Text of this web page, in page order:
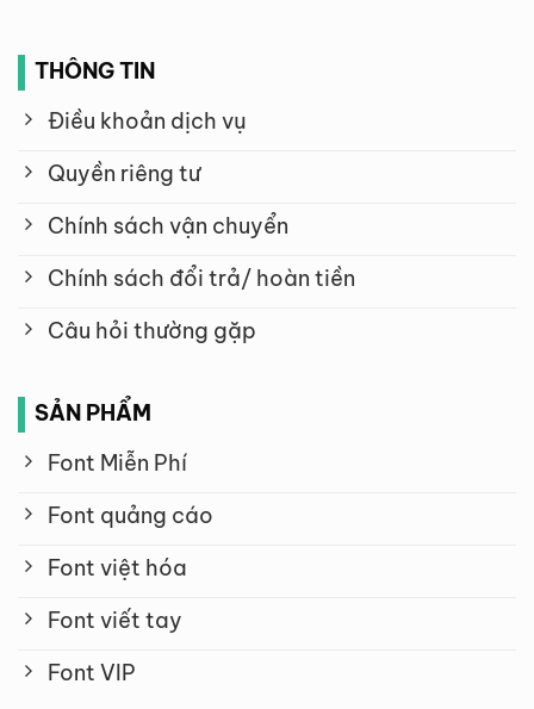
THÔNG TIN
Điều khoản dịch vụ
Quyền riêng tư
Chính sách vận chuyển
Chính sách đổi trả/ hoàn tiền
Câu hỏi thường gặp
SẢN PHẨM
Font Miễn Phí
Font quảng cáo
Font việt hóa
Font viết tay
Font VIP